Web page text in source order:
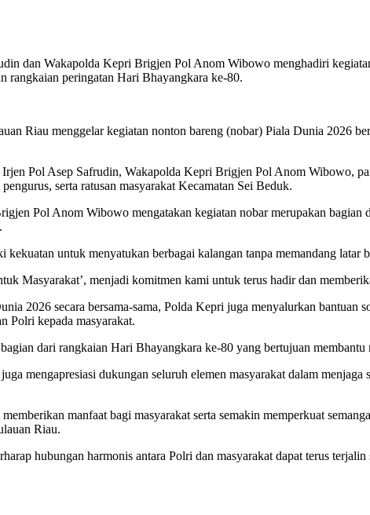
dan Wakapolda Kepri Brigjen Pol Anom Wibowo menghadiri
rangkaian peringatan Hari Bhayangkara ke-80.
Riau menggelar kegiatan nonton bareng (nobar) Piala Dunia 2026
Pol Asep Safrudin, Wakapolda Kepri Brigjen Pol Anom Wibowo,
serta ratusan masyarakat Kecamatan Sei Beduk.
Pol Anom Wibowo mengatakan kegiatan nobar merupakan
untuk menyatukan berbagai kalangan tanpa memandang latar
Masyarakat’, menjadi komitmen kami untuk terus hadir dan
2026 secara bersama-sama, Polda Kepri juga menyalurkan
Polri kepada masyarakat.
dari rangkaian Hari Bhayangkara ke-80 yang bertujuan
mengapresiasi dukungan seluruh elemen masyarakat dalam
manfaat bagi masyarakat serta semakin memperkuat
Riau.
hubungan harmonis antara Polri dan masyarakat dapat terus